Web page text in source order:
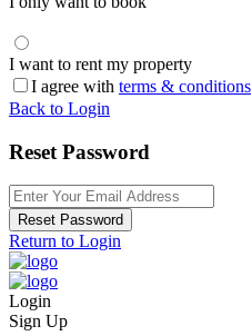
I want to rent my property
I agree with terms & conditions
Back to Login
Reset Password
Reset Password
Return to Login
Login
Sign Up